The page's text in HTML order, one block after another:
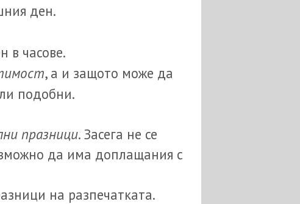
ден.
в часове.
, а и защото може да
подобни.
празници. Засега не се
да има доплащания с
на разпечатката.